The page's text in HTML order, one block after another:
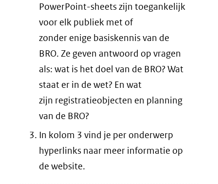
PowerPoint-sheets zijn toegankelijk
voor elk publiek met of
zonder enige basiskennis van de
BRO. Ze geven antwoord op vragen
als: wat is het doel van de BRO? Wat
staat er in de wet? En wat
zijn registratieobjecten en planning
van de BRO?
In kolom 3 vind je per onderwerp
hyperlinks naar meer informatie op
de website.